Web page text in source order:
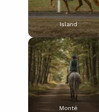
Island
Monté